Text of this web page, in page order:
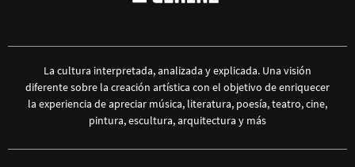
La cultura interpretada, analizada y explicada. Una visión
diferente sobre la creación artística con el objetivo de enriquecer
la experiencia de apreciar música, literatura, poesía, teatro, cine,
pintura, escultura, arquitectura y más